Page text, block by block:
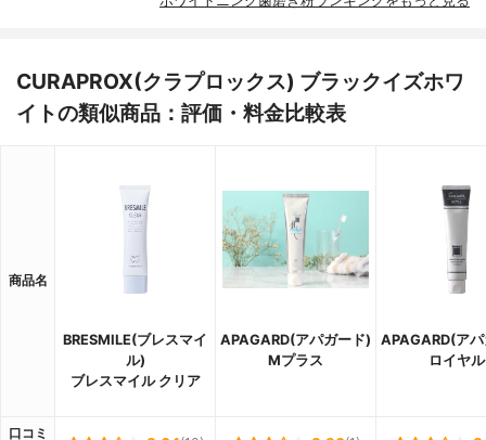
CURAPROX(クラプロックス) ブラックイズホワ
イトの類似商品：評価・料金比較表
商品名
BRESMILE(ブレスマイ
ル)
ブレスマイル クリア
APAGARD(アパガード)
Mプラス
APAGARD(ア
ロイヤル
口コミ